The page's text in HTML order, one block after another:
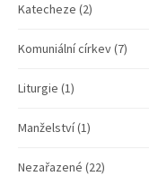
Katecheze (2)
Komuniální církev(7)
Liturgie (1)
Manželství(1)
Nezařazené (22)